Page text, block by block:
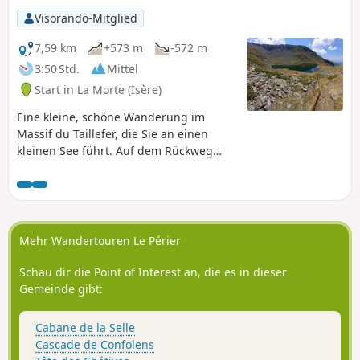
zum Lac du Prévourey und dann zum
Lac Claret, in einer fast vollständig
bewaldeten Umgebung.
Visorando-Mitglied
7,59 km
+573 m
-572 m
3:50 Std.
Mittel
Start in La Morte (Isère)
Eine kleine, schöne Wanderung im
Massif du Taillefer, die Sie an einen
kleinen See führt. Auf dem Rückweg
Täler, die Matheysine, den Vercors und
Belledonne.
Mehr Wandertouren Le Périer
Schau dir die Point of Interest an, die es in dieser
Gemeinde gibt:
Cabane de la Selle
Cascade de Confolens